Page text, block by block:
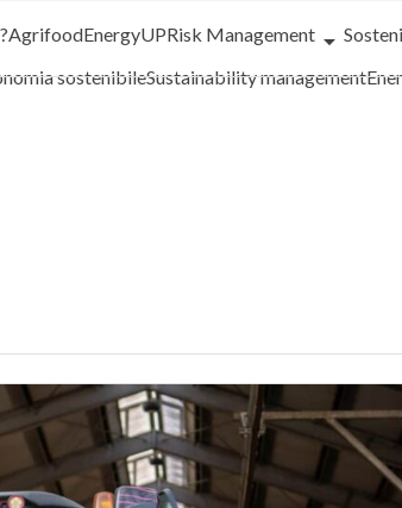
AgrifoodEnergyUPRisk Management
sostenibileSustainability management